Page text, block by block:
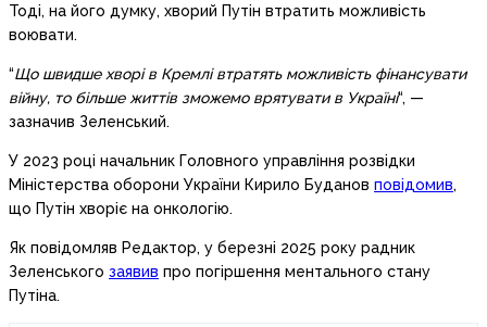
Тоді, на його думку, хворий Путін втратить можливість
воювати.
“Що швидше хворі в Кремлі втратять можливість фінансувати
війну, то більше життів зможемо врятувати в Україні“, —
зазначив Зеленський.
У 2023 році начальник Головного управління розвідки
Міністерства оборони України Кирило Буданов повідомив,
що Путін хворіє на онкологію.
Як повідомляв Редактор, у березні 2025 року радник
Зеленського заявив про погіршення ментального стану
Путіна.